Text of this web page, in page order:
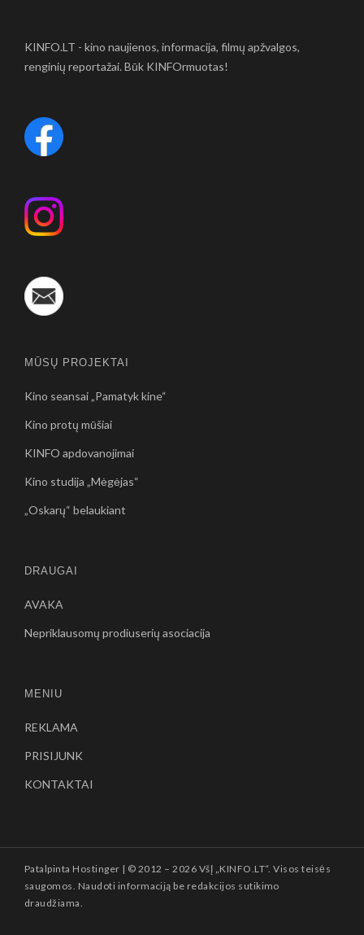
KINFO.LT - kino naujienos, informacija, filmų apžvalgos,
renginių reportažai. Būk KINFOrmuotas!
MŪSŲ PROJEKTAI
Kino seansai „Pamatyk kine“
Kino protų mūšiai
KINFO apdovanojimai
Kino studija „Mėgėjas“
„Oskarų“ belaukiant
DRAUGAI
AVAKA
Nepriklausomų prodiuserių asociacija
MENIU
REKLAMA
PRISIJUNK
KONTAKTAI
Patalpinta Hostinger | © 2012 –2026 VšĮ „KINFO.LT“. Visos teisės
saugomos. Naudoti informaciją be redakcijos sutikimo
draudžiama.